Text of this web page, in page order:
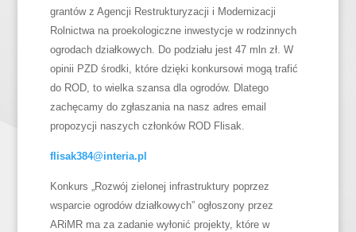
grantów z Agencji Restrukturyzacji i Modernizacji
Rolnictwa na proekologiczne inwestycje w rodzinnych
ogrodach działkowych. Do podziału jest 47 mln zł. W
opinii PZD środki, które dzięki konkursowi mogą trafić
do ROD, to wielka szansa dla ogrodów. Dlatego
zachęcamy do zgłaszania na nasz adres email
propozycji naszych członków ROD Flisak.
flisak384@interia.pl
Konkurs „Rozwój zielonej infrastruktury poprzez
wsparcie ogrodów działkowych” ogłoszony przez
ARiMR ma za zadanie wyłonić projekty, które w